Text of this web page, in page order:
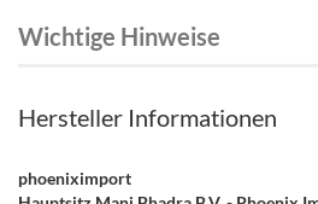
Wichtige Hinweise
Hersteller Informationen
phoeniximport